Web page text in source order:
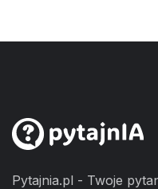
Pytajnia.pl - Twoje